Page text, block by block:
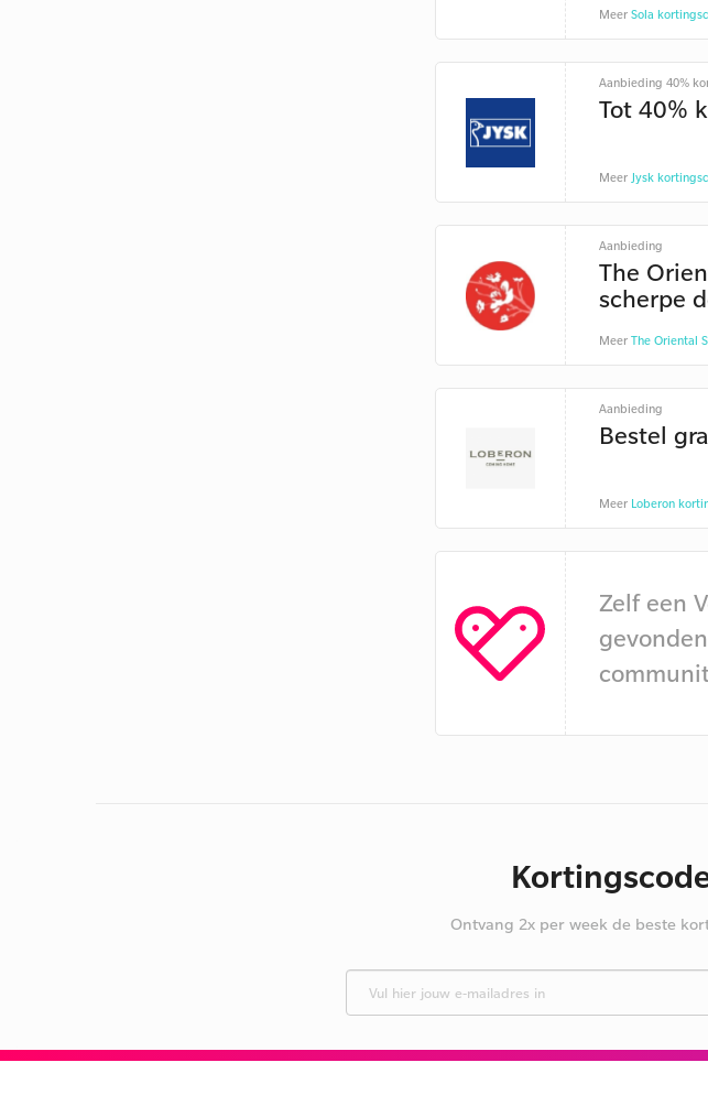
Meer Sola
Aanbieding 40%
Tot 40%
Meer Jysk
Aanbieding
The
scherpe
Meer The Oriental
Aanbieding
Bestel
Meer Loberon
Zelf een
Ontvang 2x per week de beste